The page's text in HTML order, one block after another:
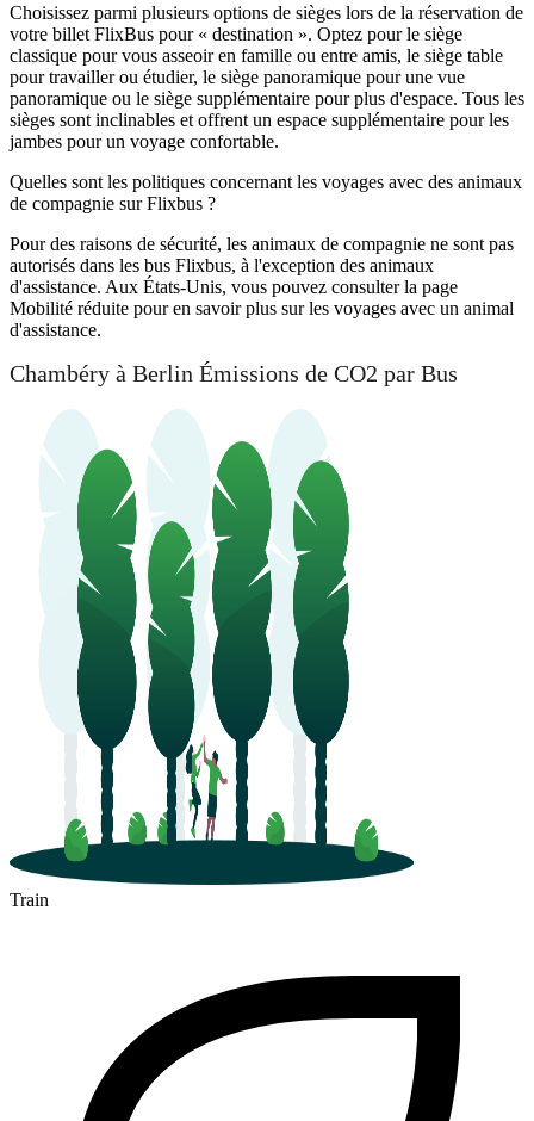
Choisissez parmi plusieurs options de sièges lors de la réservation de
votre billet FlixBus pour « destination ». Optez pour le siège
classique pour vous asseoir en famille ou entre amis, le siège table
pour travailler ou étudier, le siège panoramique pour une vue
panoramique ou le siège supplémentaire pour plus d'espace. Tous les
sièges sont inclinables et offrent un espace supplémentaire pour les
jambes pour un voyage confortable.
Quelles sont les politiques concernant les voyages avec des animaux
de compagnie sur Flixbus ?
Pour des raisons de sécurité, les animaux de compagnie ne sont pas
autorisés dans les bus Flixbus, à l'exception des animaux
d'assistance. Aux États-Unis, vous pouvez consulter la page
Mobilité réduite pour en savoir plus sur les voyages avec un animal
d'assistance.
Chambéry à Berlin Émissions de CO2 par Bus
Train